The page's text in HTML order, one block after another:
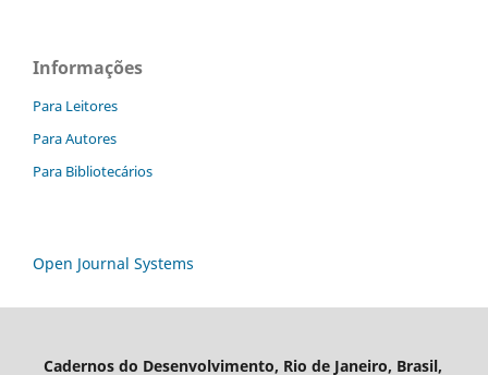
Informações
Para Leitores
Para Autores
Para Bibliotecários
Open Journal Systems
Cadernos do Desenvolvimento, Rio de Janeiro, Brasil,